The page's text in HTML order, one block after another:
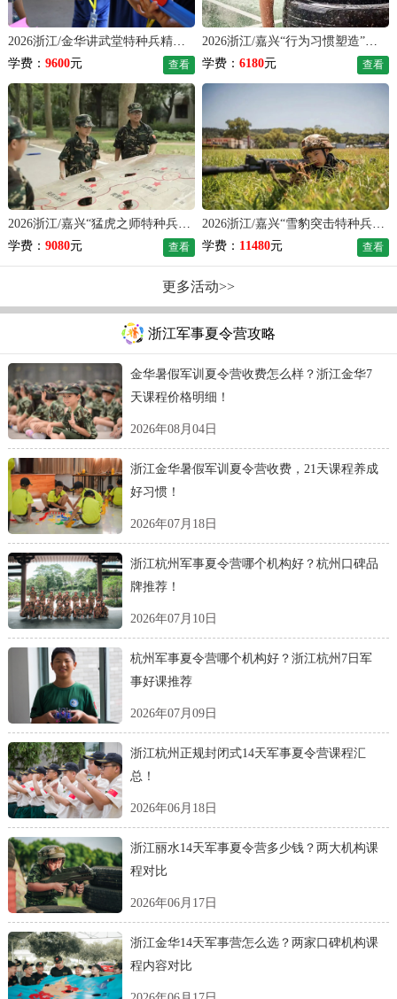
2026浙江/金华讲武堂特种兵精英夏令营（35天）
学费： 9600元 查看
学费：6180元 查看
2026浙江/嘉兴“猛虎之师特种兵”夏令营（21天）
学费： 9080元 查看
2026浙江/嘉兴“雪豹突击特种兵”夏令营（28天）
学费： 11480元 查看
更多活动>>
浙江军事夏令营攻略
金华暑假军训夏令营收费怎么样？浙江金华7
天课程价格明细！
2026年08月04日
浙江金华暑假军训夏令营收费，21天课程养成
好习惯！
2026年07月18日
浙江杭州军事夏令营哪个机构好？杭州口碑品
牌推荐！
2026年07月10日
杭州军事夏令营哪个机构好？浙江杭州7日军
事好课推荐
2026年07月09日
浙江杭州正规封闭式14天军事夏令营课程汇
总！
2026年06月18日
浙江丽水14天军事夏令营多少钱？两大机构课
程对比
2026年06月17日
浙江金华14天军事营怎么选？两家口碑机构课
程内容对比